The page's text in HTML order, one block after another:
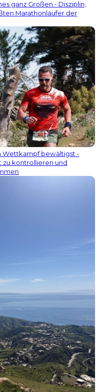
ganz Großen - Disziplin,
Marathonläufer der
Wettkampf bewältigst -
zu kontrollieren und